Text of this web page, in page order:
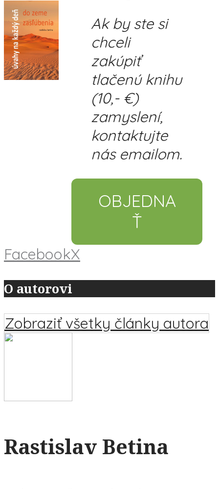
Ak by ste si
chceli
zakúpiť
tlačenú knihu
(10,- €)
zamyslení,
kontaktujte
nás emailom.
OBJEDNA
Ť
FacebookX
O autorovi
Zobraziť všetky články autora
Rastislav Betina